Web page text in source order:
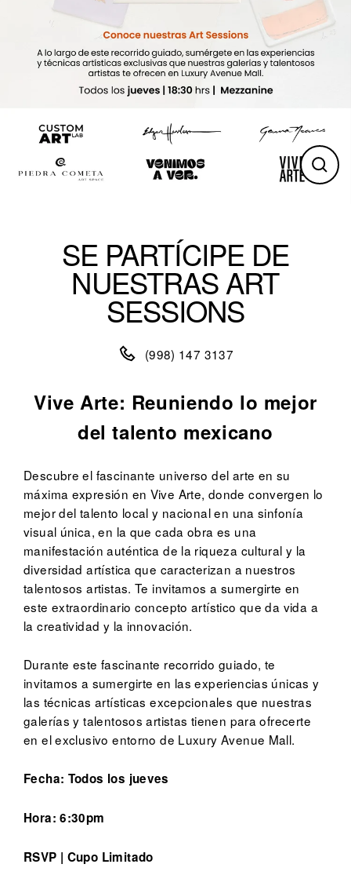
SE PARTÍCIPE DE
NUESTRAS ART
SESSIONS
(998) 147 3137
Vive Arte: Reuniendo lo mejor
del talento mexicano
Descubre el fascinante universo del arte en su
máxima expresión en Vive Arte, donde convergen lo
mejor del talento local y nacional en una sinfonía
visual única, en la quecada obra es una
manifestación auténtica de la riqueza cultural y la
diversidad artística que caracterizan a nuestros
talentosos artistas. Te invitamos a sumergirte en
este extraordinario concepto artístico que da vida a
la creatividad y la innovación.
Durante este fascinante recorrido guiado, te
invitamos a sumergirte en las experiencias únicas y
las técnicas artísticas excepcionales que nuestras
galerías y talentosos artistas tienen para ofrecerte
en el exclusivo entorno de Luxury Avenue Mall.
Fecha: Todos los jueves
Hora: 6:30pm
RSVP | Cupo Limitado